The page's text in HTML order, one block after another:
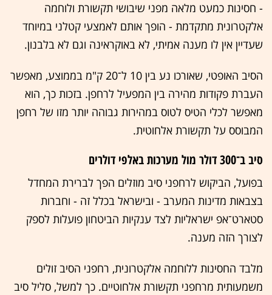
- חסינות כמעט מלאה מפני שיבושי תקשורת ולוחמה
אלקטרונית מתקדמת - הופך אותם לאמצעי קטלני במיוחד
שעדיין אין לו מענה אמיתי, לא באוקראינה וגם לא בלבנון.
הסיב האופטי, שאורכו נע בין 10 ל־20 ק"מ בממוצע, מאפשר
העברת פקודות מהירה בין המפעיל לרחפן. בזכות כך, הוא
מאפשר לכלי הטיס לטוס במהירות גבוהה יותר מזו של רחפן
המבוסס על תקשורת אלחוטית.
סיב ב־300 דולר מול מערכות באלפי דולרים
בפועל, הביקוש לרחפני סיב מוזלים הפך לברירת המחדל
בצבאות מדינות המערב - ובישראל בכלל זה - וחברות
סטארט־אפ ישראליות לצד ענקיות הביטחון פועלות לספק
לצורך הזה מענה.
מלבד החסינות ללוחמה אלקטרונית, רחפני הסיב זולים
משמעותית מרחפני תקשורת אלחוטיים. כך למשל, סליל סיב